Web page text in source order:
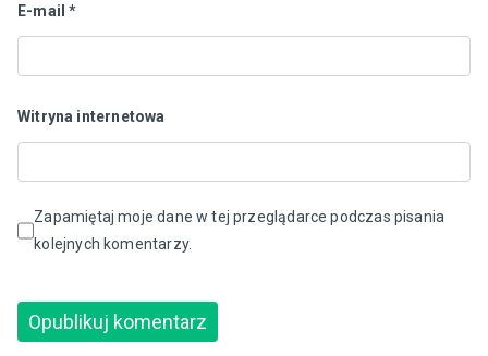
E-mail*
Witryna internetowa
Zapamiętaj moje dane w tej przeglądarce podczas pisania
kolejnych komentarzy.